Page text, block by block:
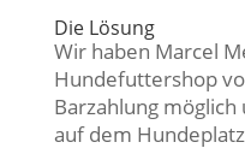
Die Lösung
Wir haben Marcel
Hundefuttershop
Barzahlung
auf dem